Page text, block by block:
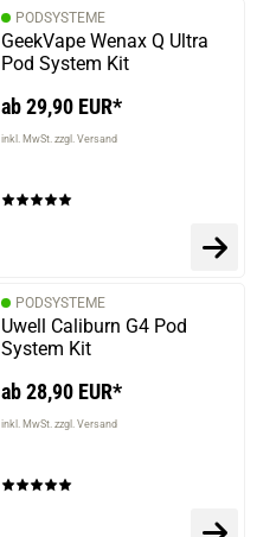
PODSYSTEME
GeekVape Wenax Q Ultra
Pod System Kit
ab 29,90 EUR*
inkl. MwSt. zzgl. Versand
PODSYSTEME
Uwell Caliburn G4 Pod
System Kit
ab 28,90 EUR*
inkl. MwSt. zzgl. Versand